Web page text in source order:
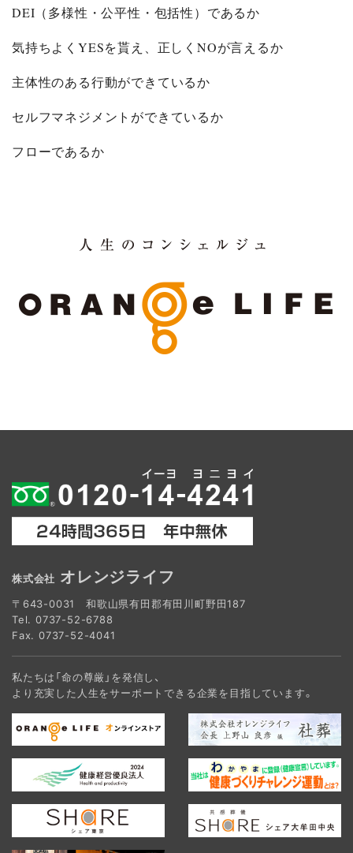
DEI（多様性・公平性・包括性）であるか
気持ちよくYESを貰え、正しくNOが言えるか
主体性のある行動ができているか
セルフマネジメントができているか
フローであるか
株式会社 オレンジライフ
〒643-0031 和歌山県有田郡有田川町野田187
Tel. 0737-52-6788
Fax. 0737-52-4041
私たちは「命の尊厳」を発信し、
より充実した人生をサーポートできる企業を目指しています。